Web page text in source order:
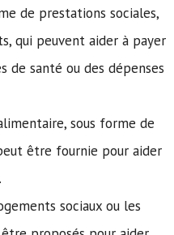
de prestations sociales,
qui peuvent aider à payer
de santé ou des dépenses
sous forme de
être fournie pour aider
sociaux ou les